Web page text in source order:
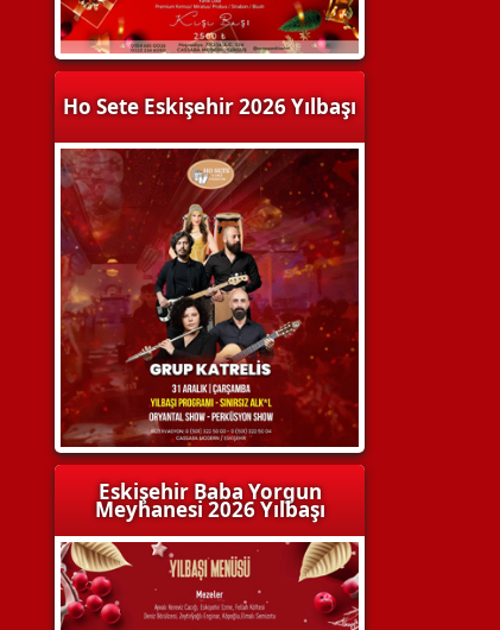
Ho Sete Eskişehir 2026 Yılbaşı
Eskişehir Baba Yorgun
Meyhanesi 2026 Yılbaşı